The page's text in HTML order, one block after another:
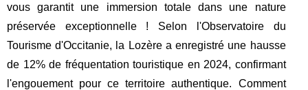
vous garantit une immersion totale dans une nature
préservée exceptionnelle ! Selon l'Observatoire du
Tourisme d'Occitanie, la Lozère a enregistré une hausse
de 12% de fréquentation touristique en 2024, confirmant
l'engouement pour ce territoire authentique. Comment